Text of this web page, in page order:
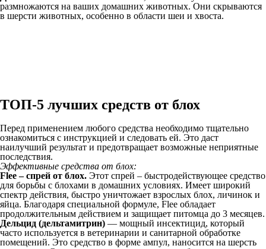
размножаются на ваших домашних животных. Они скрываются
в шерсти животных, особенно в области шеи и хвоста.
ТОП-5 лучших средств от блох
Перед применением любого средства необходимо тщательно
ознакомиться с инструкцией и следовать ей. Это даст
наилучший результат и предотвращает возможные неприятные
последствия.
Эффективные средства от блох:
Flee – спрей от блох. Этот спрей – быстродействующее средство
для борьбы с блохами в домашних условиях. Имеет широкий
спектр действия, быстро уничтожает взрослых блох, личинок и
яйца. Благодаря специальной формуле, Flee обладает
продолжительным действием и защищает питомца до 3 месяцев.
Дельцид (дельтамитрин) — мощный инсектицид, который
часто используется в ветеринарии и санитарной обработке
помещений. Это средство в форме ампул, наносится на шерсть